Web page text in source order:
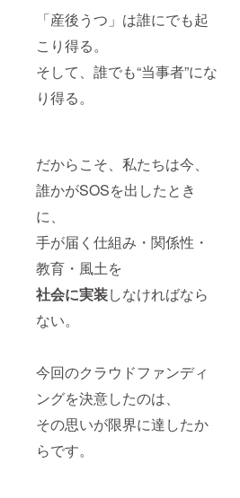
「産後うつ」は誰にでも起
こり得る。
そして、誰でも“当事者”にな
り得る。
だからこそ、私たちは今、
誰かがSOSを出したとき
に、
手が届く仕組み・関係性・
教育・風土を
社会に実装しなければなら
ない。
今回のクラウドファンディ
ングを決意したのは、
その思いが限界に達したか
らです。